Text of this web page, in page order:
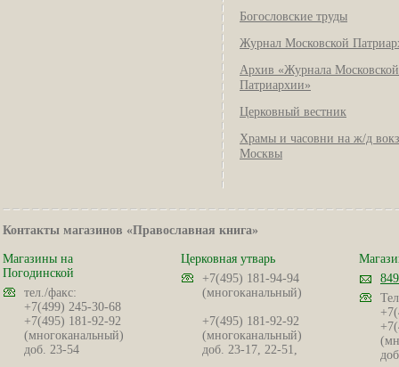
Богословские труды
Журнал Московской
Архив «Журнала Московской
Патриархии»
Церковный вестник
Храмы и часовни на ж/д
Москвы
Контакты магазинов «Православная книга»
Магазины на
Погодинской
тел./факс:
+7(499) 245-30-68
+7(495) 181-92-92
(многоканальный)
доб. 23-54
Церковная утварь
+7(495) 181-94-94
(многоканальный)
+7(495) 181-92-92
(многоканальный)
доб. 23-17, 22-51,